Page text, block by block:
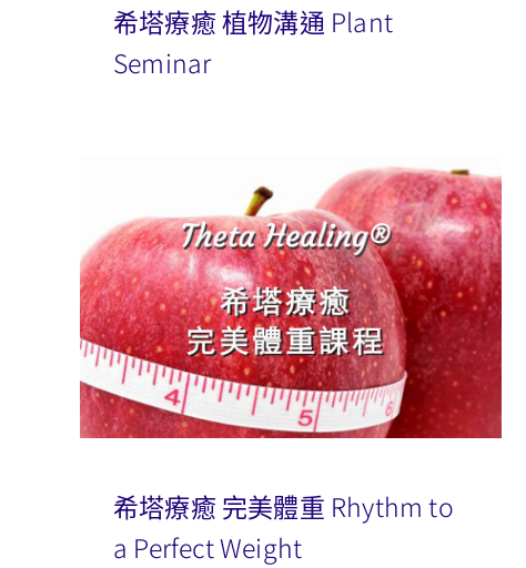
希塔療癒 植物溝通 Plant
Seminar
希塔療癒 完美體重 Rhythm to
a Perfect Weight